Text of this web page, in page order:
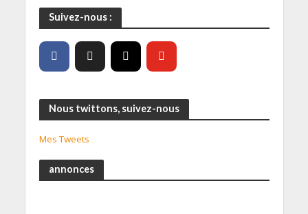
Suivez-nous :
Nous twittons, suivez-nous
Mes Tweets
annonces